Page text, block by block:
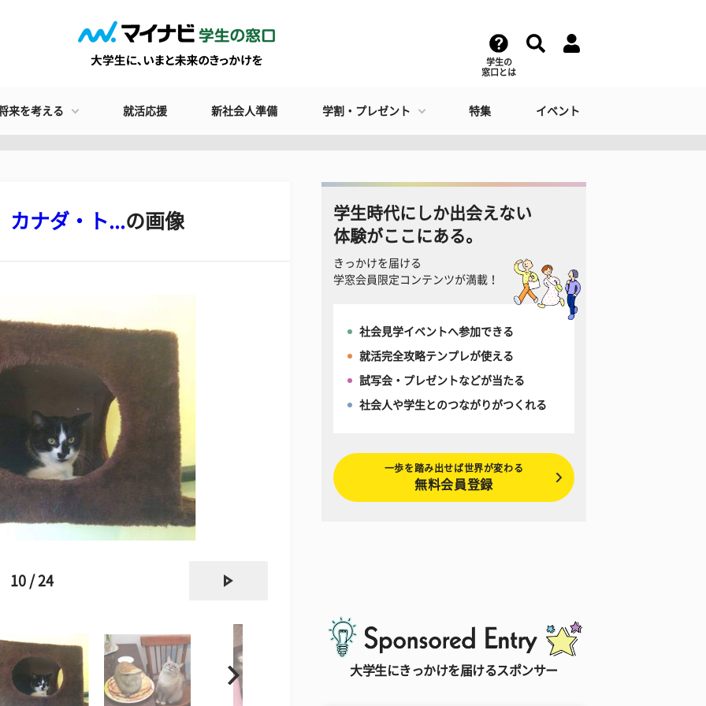
学生の
窓口とは
来を考える 就活応援 新社会人準備 学割・プレゼント 特集 イベント
カナダ・ト...の画像
10 / 24
学生時代にしか出会えない
体験がここにある。
きっかけを届ける
学窓会員限定コンテンツが満載！
社会見学イベントへ参加できる
就活完全攻略テンプレが使える
試写会・プレゼントなどが当たる
社会人や学生とのつながりがつくれる
一歩を踏み出せば世界が変わる
無料会員登録
大学生にきっかけを届けるスポンサー